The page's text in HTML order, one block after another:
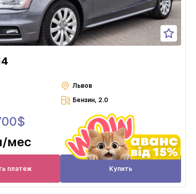
Львов
Бензин, 2.0
/мес
платеж Купить